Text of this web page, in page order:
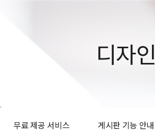
디자인
무료 제공 서비스 게시판 기능 안내